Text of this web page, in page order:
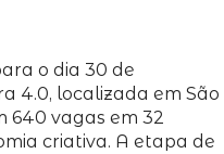
o dia 30 de
4.0, localizada em São
640 vagas em 32
criativa. A etapa de